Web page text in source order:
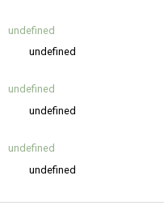
undefined
undefined
undefined
undefined
undefined
undefined